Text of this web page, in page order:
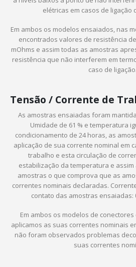
elétricas em casos de ligação
Em ambos os modelos ensaiados, nas
encontrados valores de resistência
mOhms e assim todas as amostras
resistência que não interferem em
caso de ligação.
Tensão / Corrente de
As amostras ensaiadas foram
Umidade de 61 % e temperatura
condicionamento de 24 horas, as
aplicação de sua corrente nominal em
trabalho e esta circulação de
estabilização da temperatura e
amostras o que comprova que as
correntes nominais declaradas.
contato das amostras ensaiadas:
Em ambos os modelos de
aplicamos as suas correntes nominais
não foram observados problemas
suas correntes